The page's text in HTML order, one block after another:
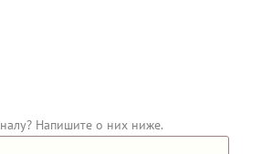
Напишите о них ниже.